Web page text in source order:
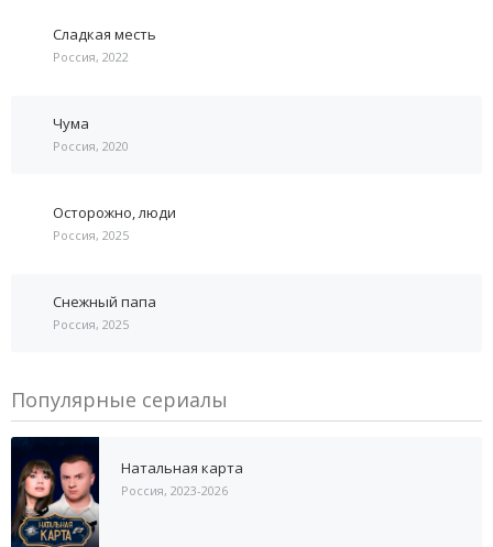
Сладкая месть
Россия, 2022
Чума
Россия, 2020
Осторожно, люди
Россия, 2025
Снежный папа
Россия, 2025
Популярные сериалы
Натальная карта
Россия, 2023-2026